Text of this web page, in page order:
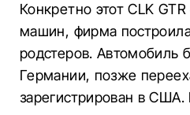
Конкретно этот CLK
машин, фирма
родстеров. Автомобиль
Германии, позже
зарегистрирован в